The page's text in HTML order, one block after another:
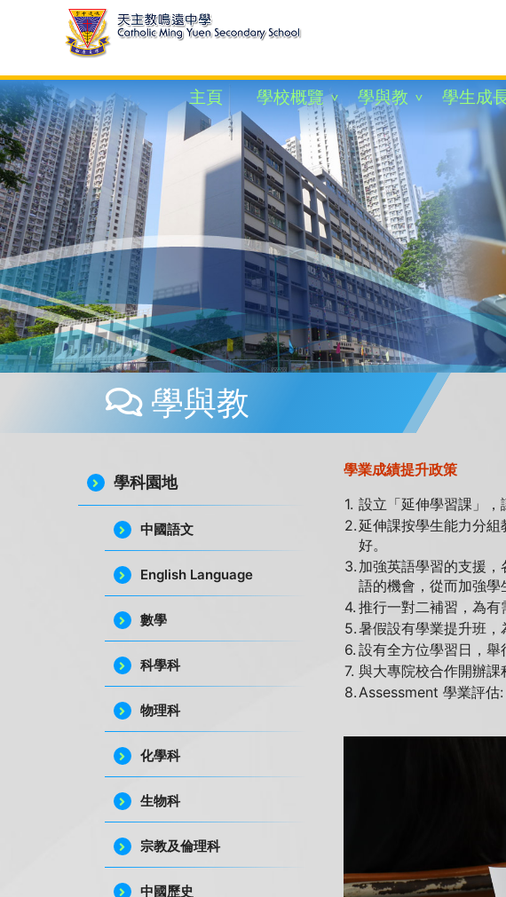
主頁 學校概覽 學與教 學生成
學與教
學科園地
中國語文
English Language
數學
科學科
物理科
化學科
生物科
宗教及倫理科
中國歷史
學業成績提升政策
1. 設立「延伸學習課」，
2.延伸課按學生能力分
好。
3. 加強英語學習的支援
語的機會，從而加強學
4. 推行一對二補習，為有
5.暑假設有學業提升班，
6. 設有全方位學習日，舉
7. 與大專院校合作開辦課
8.Assessment 學業評